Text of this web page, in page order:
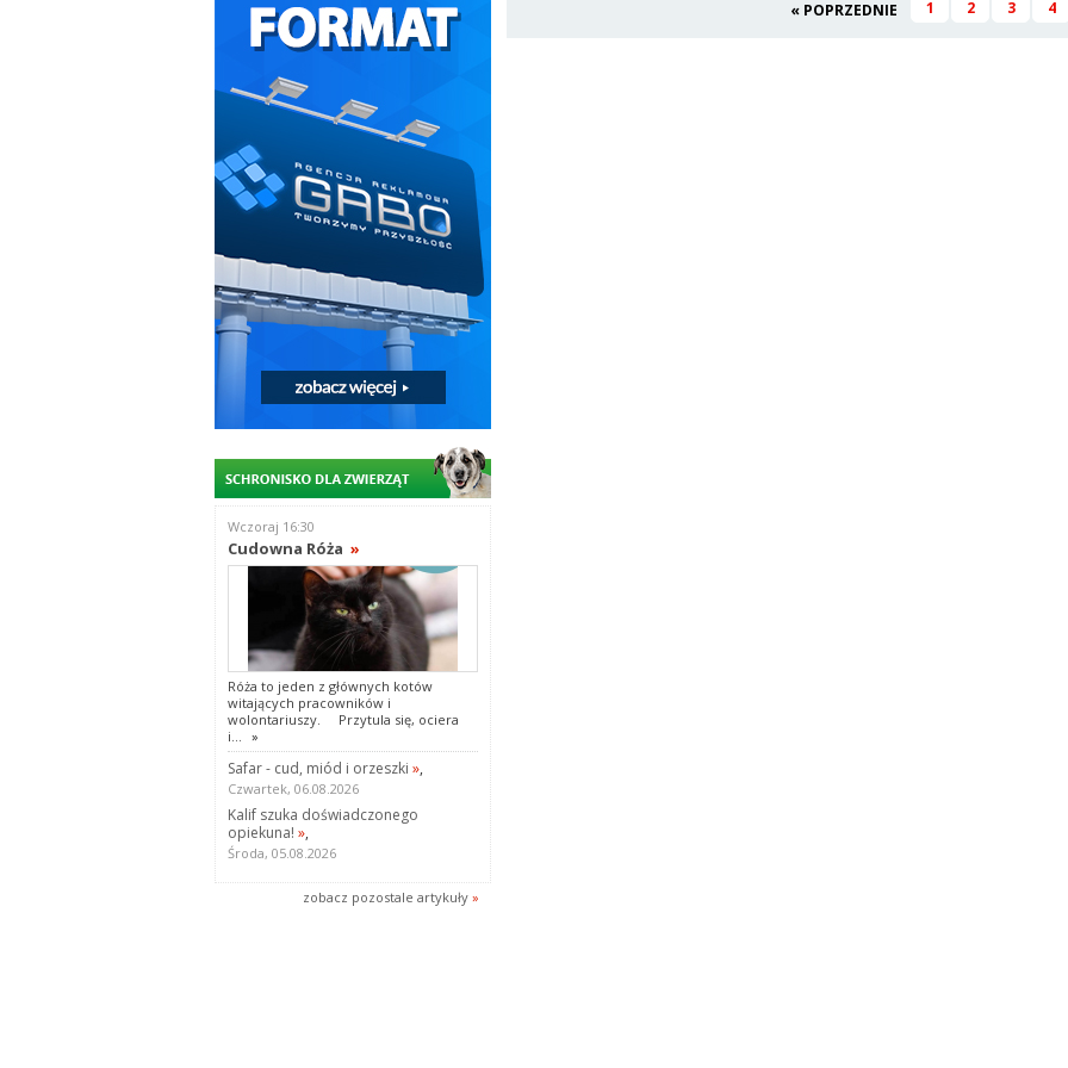
Wczoraj 16:30
Cudowna Róża »
Róża to jeden z głównych kotów
witających pracowników i
wolontariuszy. Przytula się, ociera
i... »
Safar - cud, miód i orzeszki »,
Czwartek, 06.08.2026
Kalif szuka doświadczonego
opiekuna! »,
Środa, 05.08.2026
zobacz pozostale artykuły »
« POPRZEDNIE 1 2 3 4